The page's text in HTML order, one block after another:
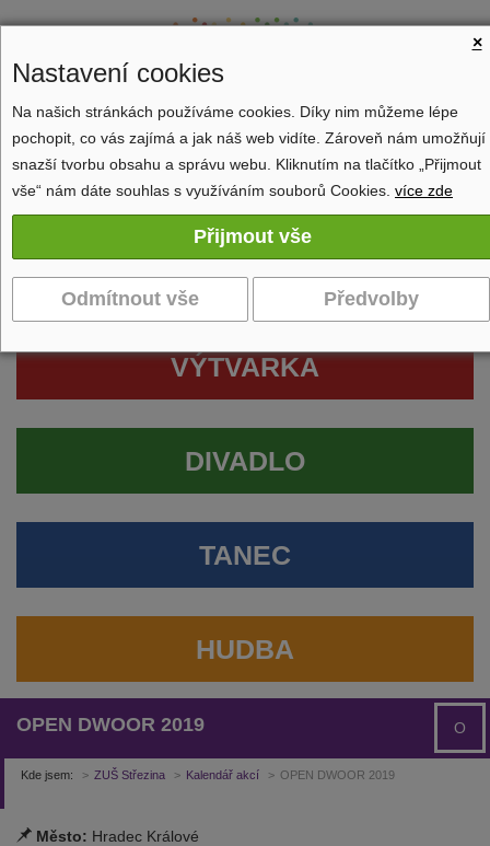
Zobrazit navigaci
VÝTVARKA
DIVADLO
TANEC
HUDBA
OPEN DWOOR 2019 O
Kde jsem: ZUŠ Střezina Kalendář akcí OPEN DWOOR 2019
Město: Hradec Králové
×
Nastavení cookies
Na našich stránkách používáme cookies. Díky nim můžeme lépe
pochopit, co vás zajímá a jak náš web vidíte. Zároveň nám umožňují
snazší tvorbu obsahu a správu webu. Kliknutím na tlačítko „Přijmout
vše“ nám dáte souhlas s využíváním souborů Cookies. více zde